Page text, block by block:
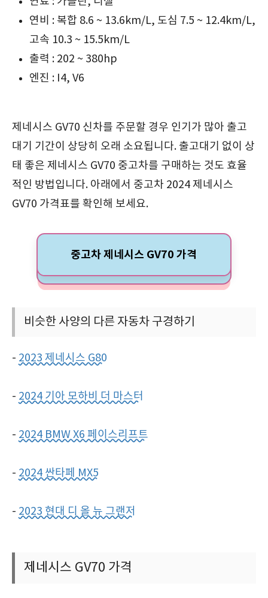
연비 : 복합 8.6 ~ 13.6km/L, 도심 7.5 ~ 12.4km/L,
고속 10.3 ~ 15.5km/L
출력 : 202 ~ 380hp
엔진 : I4, V6
제네시스 GV70 신차를 주문할 경우 인기가 많아 출고
대기 기간이 상당히 오래 소요됩니다. 출고대기 없이 상
태 좋은 제네시스 GV70 중고차를 구매하는 것도 효율
적인 방법입니다. 아래에서 중고차 2024 제네시스
GV70 가격표를 확인해 보세요.
중고차 제네시스 GV70 가격
비슷한 사양의 다른 자동차 구경하기
- 2023 제네시스 G80
- 2024 기아 모하비 더 마스터
- 2024 BMW X6 페이스리프트
- 2024 싼타페 MX5
- 2023 현대 디 올 뉴 그랜저
제네시스 GV70 가격